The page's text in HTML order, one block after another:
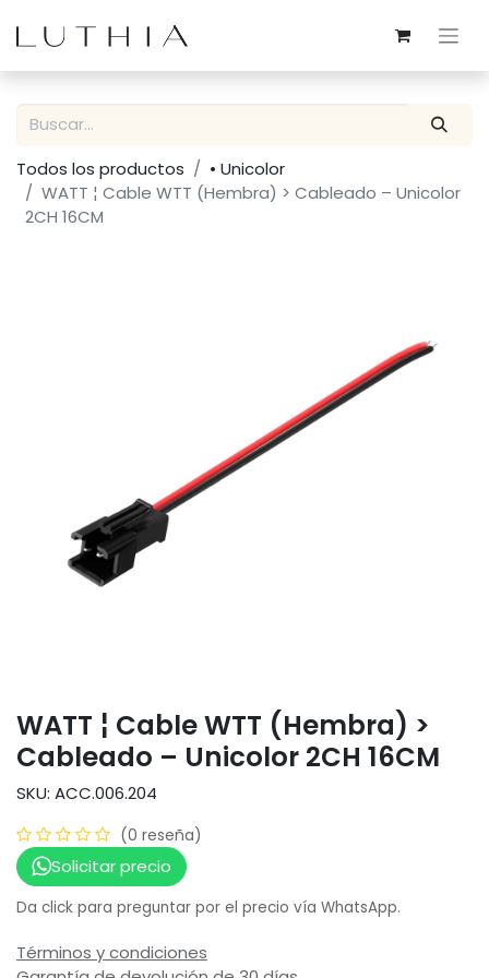
Todos los productos
• Unicolor
WATT ¦ Cable WTT (Hembra) > Cableado – Unicolor
2CH 16CM
WATT ¦ Cable WTT (Hembra) >
Cableado – Unicolor 2CH 16CM
SKU: ACC.006.204
(0 reseña)
Solicitar precio
Da click para preguntar por el precio vía WhatsApp.
Términos y condiciones